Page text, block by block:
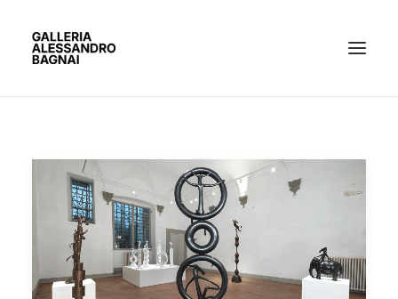
ARTISTI
MOSTRE
GALLERIA
BACHECA